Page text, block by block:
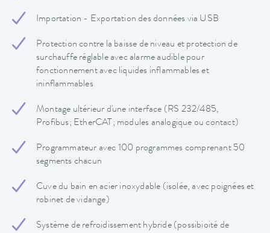
Importation - Exportation des données via USB
Protection contre la baisse de niveau et protection de
surchauffe réglable avec alarme audible pour
fonctionnement avec liquides inflammables et
ininflammables
Montage ultérieur d'une interface (RS 232/485,
Profibus; EtherCAT; modules analogique ou contact)
Programmateur avec 100 programmes comprenant 50
segments chacun
Cuve du bain en acier inoxydable (isolée, avec poignées et
robinet de vidange)
Système de refroidissement hybride (possibioité de